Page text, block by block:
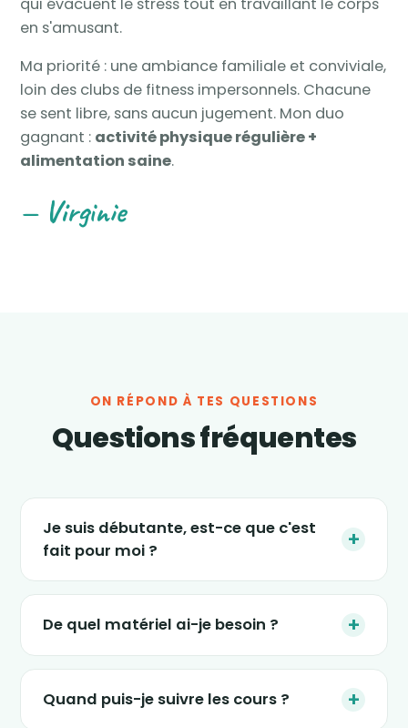
en s'amusant.
Ma priorité : une ambiance familiale et conviviale,
loin des clubs de fitness impersonnels. Chacune
se sent libre, sans aucun jugement. Mon duo
gagnant : activité physique régulière +
alimentation saine.
— Virginie
ON RÉPOND À TES QUESTIONS
Questions fréquentes
Je suis débutante, est-ce que c'est
fait pour moi ?
+
Absolument. Les séances s'adaptent à tous
semaines » est justement conçu pour
(re)démarrer en douceur, sans impact et sans
De quel matériel ai-je besoin ? +
Le strict minimum : une tablette, un ordinateur
ou un smartphone, un petit espace dans ton
salon et une tenue confortable. Certaines
Quand puis-je suivre les cours ? +